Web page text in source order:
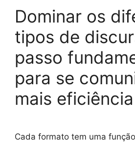
Dominar os
tipos de
passo
para se
mais eficiência
Cada formato tem uma